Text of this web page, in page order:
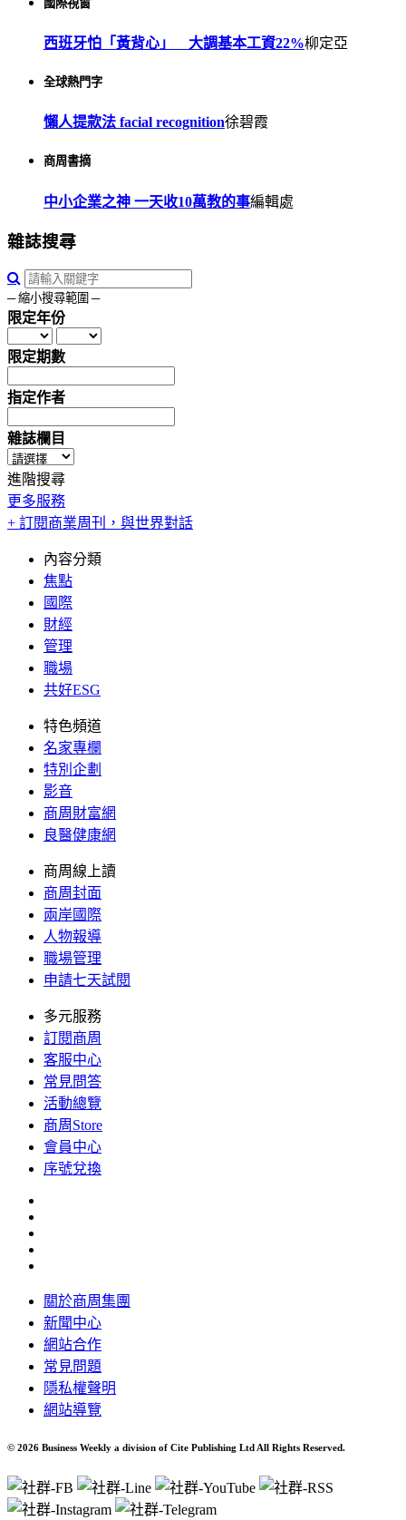
國際視窗
西班牙怕「黃背心」 大調基本工資22%柳定亞
全球熱門字
懶人提款法 facial recognition徐碧霞
商周書摘
中小企業之神 一天收10萬教的事編輯處
雜誌搜尋
─ 縮小搜尋範圍 ─
限定年份
限定期數
指定作者
雜誌欄目
進階搜尋
更多服務
+ 訂閱商業周刊，與世界對話
內容分類
焦點
國際
財經
管理
職場
共好ESG
特色頻道
名家專欄
特別企劃
影音
商周財富網
良醫健康網
商周線上讀
商周封面
兩岸國際
人物報導
職場管理
申請七天試閱
多元服務
訂閱商周
客服中心
常見問答
活動總覽
商周Store
會員中心
序號兌換
關於商周集團
新聞中心
網站合作
常見問題
隱私權聲明
網站導覽
© 2026 Business Weekly a division of Cite Publishing Ltd All Rights Reserved.